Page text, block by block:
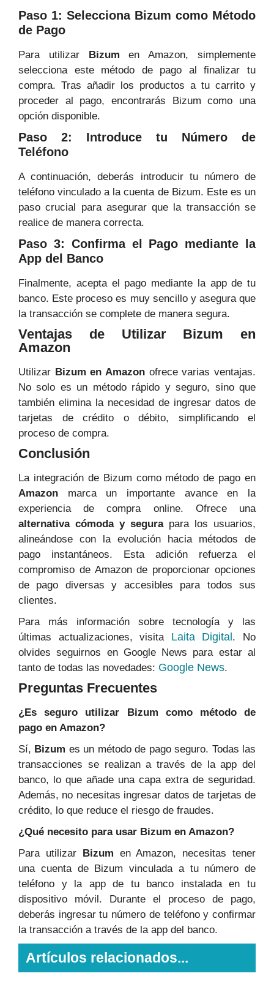
Paso 1: Selecciona Bizum como Método
de Pago
Para utilizar Bizum en Amazon, simplemente
selecciona este método de pago al finalizar tu
compra. Tras añadir los productos a tu carrito y
proceder al pago, encontrarás Bizum como una
opción disponible.
Paso 2: Introduce tu Número de
Teléfono
A continuación, deberás introducir tu número de
teléfono vinculado a la cuenta de Bizum. Este es un
paso crucial para asegurar que la transacción se
realice de manera correcta.
Paso 3: Confirma el Pago mediante la
App del Banco
Finalmente, acepta el pago mediante la app de tu
banco. Este proceso es muy sencillo y asegura que
la transacción se complete de manera segura.
Ventajas de Utilizar Bizum en
Amazon
Utilizar Bizum en Amazon ofrece varias ventajas.
No solo es un método rápido y seguro, sino que
también elimina la necesidad de ingresar datos de
tarjetas de crédito o débito, simplificando el
proceso de compra.
Conclusión
La integración de Bizum como método de pago en
Amazon marca un importante avance en la
experiencia de compra online. Ofrece una
alternativa cómoda y segurapara los usuarios,
alineándose con la evolución hacia métodos de
pago instantáneos. Esta adición refuerza el
compromiso de Amazon de proporcionar opciones
de pago diversas y accesibles para todos sus
clientes.
Para más información sobre tecnología y las
últimas actualizaciones, visita Laita Digital . No
olvides seguirnos en Google News para estar al
tanto de todas las novedades: Google News.
Preguntas Frecuentes
¿Es seguro utilizar Bizum como método de
pago en Amazon?
Sí, Bizum es un método de pago seguro. Todas las
transacciones se realizan a través de la app del
banco, lo que añade una capa extra de seguridad.
Además, no necesitas ingresar datos de tarjetas de
crédito, lo que reduce el riesgo de fraudes.
¿Qué necesito para usar Bizum en Amazon?
Para utilizar
Bizum en Amazon, necesitas tener
una cuenta de Bizum vinculada a tu número de
teléfono y la app de tu banco instalada en tu
dispositivo móvil. Durante el proceso de pago,
deberás ingresar tu número de teléfono y confirmar
la transacción a través de la app del banco.
Artículos relacionados...